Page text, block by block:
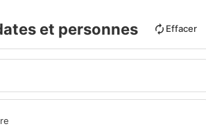
et personnes Effacer